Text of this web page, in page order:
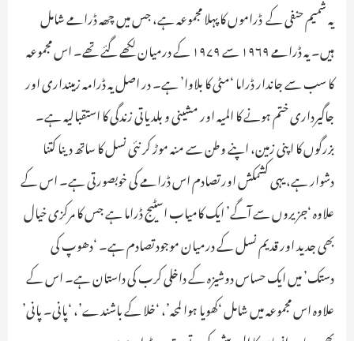
یہ شمیم حنفی کے ڈراموں کا پہلا مجموعہ ہے، جس میں چھہ ڈرامے شامل
ہیں۔ یہ ڈرامے ۱۹۶۹ سے ۱۹۷۹ کے درمیان لکھے گئے تھے۔ اس مجموعہ
کا سب سے جاندار ڈراما ‘مٹی کا بلاوا’ ہے۔ در اصل یہ ڈرامہ زمینداری اور
جاگیرداری ختم ہونے کا المیہ اور مشینی و بلدیاتی زندگی کا استقبالیہ ہے۔
بزرگوں کا اپنی زمین، اپنے وطن سے منہ موڑ کر نئی نسل کا ساتھ دینا کتنا
دشوار ہے، یہی کشمکش اور تصادم اس ڈرامے کی خوبصورتی ہے۔ اس کے
علاوہ ‘جزیروں سے آگے’ ایک کامیاب اسٹیج ڈراما ہے جس کا مرکزی خیال
بھی جدید اور قدیم نسل کے درمیان موجود تصادم ہے۔ ‘دھوپ کی
دستک’ میں ایک حساس دوشیزہ کے داخلی کرب کی داستان ہے۔ اس کے
علاوہ اس مجموعہ میں شامل ‘کھویا ہوا لمحہ’، ‘خلا کے باشندے’، ‘پانی۔ پانی’